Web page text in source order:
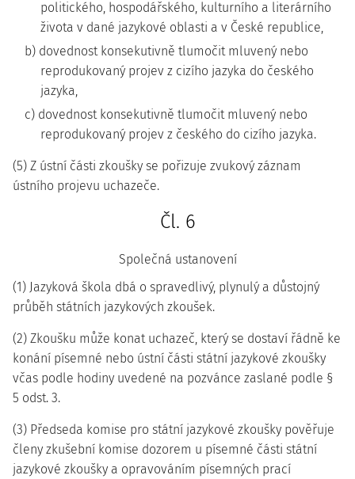
politického, hospodářského, kulturního a literárního
života v dané jazykové oblasti a v České republice,
b) dovednost konsekutivně tlumočit mluvený nebo
reprodukovaný projev z cizího jazyka do českého
jazyka,
c) dovednost konsekutivně tlumočit mluvený nebo
reprodukovaný projev z českého do cizího jazyka.
(5) Z ústní části zkoušky se pořizuje zvukový záznam
ústního projevu uchazeče.
Čl. 6
Společná ustanovení
(1) Jazyková škola dbá o spravedlivý, plynulý a důstojný
průběh státních jazykových zkoušek.
(2) Zkoušku může konat uchazeč, který se dostaví řádně ke
konání písemné nebo ústní části státní jazykové zkoušky
včas podle hodiny uvedené na pozvánce zaslané podle §
5 odst. 3.
(3) Předseda komise pro státní jazykové zkoušky pověřuje
členy zkušební komise dozorem u písemné části státní
jazykové zkoušky a opravováním písemných prací